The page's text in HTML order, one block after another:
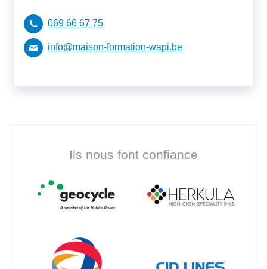
069 66 67 75
info@maison-formation-wapi.be
Ils nous font confiance